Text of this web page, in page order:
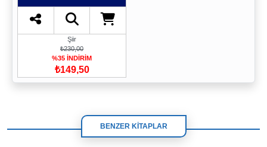
Şiir
₺230,00
%35 İNDİRİM
₺149,50
BENZER KİTAPLAR